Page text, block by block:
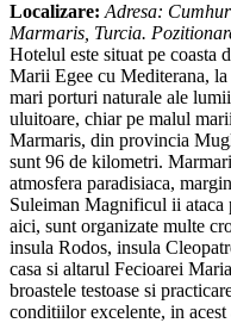
Localizare:Adresa:
Marmaris, Turcia.
Hotelul este situat pe coasta
Marii Egee cu Mediterana,
mari porturi naturale ale
uluitoare, chiar pe malul
Marmaris, din provincia
sunt 96 de kilometri.
atmosfera paradisiaca,
Suleiman Magnificul ii
aici, sunt organizate multe
insula Rodos, insula
casa si altarul Fecioarei
broastele testoase si
conditiilor excelente, in